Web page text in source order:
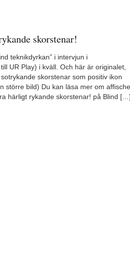
skorstenar!
teknikdyrkan” i intervjun i
UR Play) i kväll. Och här är originalet,
skorstenar som positiv ikon
större bild) Du kan läsa mer om
härligt rykande skorstenar! på Blind